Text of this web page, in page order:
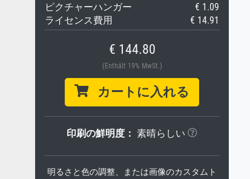
ピクチャーハンガー
€ 1.09
ライセンス費用
€ 14.91
€ 144.80
(Enthält 19% MwSt.)
カートに入れる
印刷の鮮明度： 素晴らしい
明るさと色の調整、または画像のカスタムト